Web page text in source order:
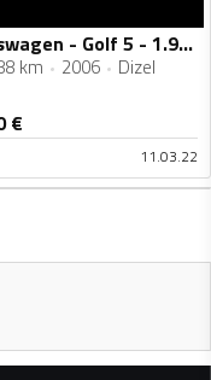
Volkswagen - Golf 5 - 1.9tdi
km 2006 Dizel
€
11.03.22